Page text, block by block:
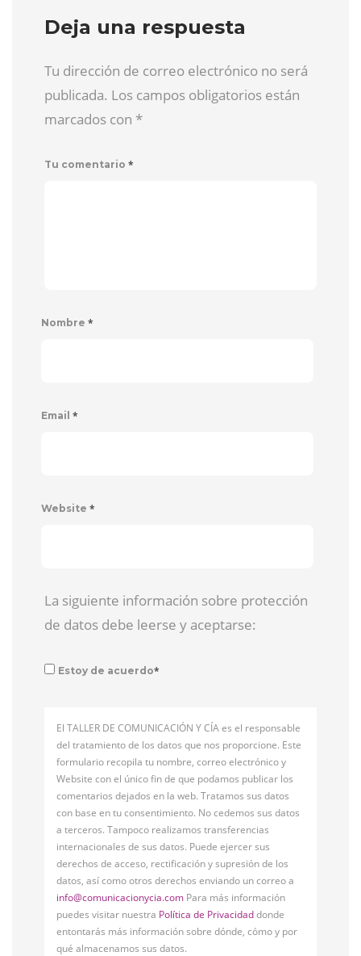
Deja una respuesta
Tu dirección de correo electrónico no será
publicada. Los campos obligatorios están
marcados con *
Tu comentario *
Nombre *
Email *
Website *
La siguiente información sobre protección
de datos debe leerse y aceptarse:
Estoy de acuerdo*
El TALLER DE COMUNICACIÓN Y CÍA es el responsable
del tratamiento de los datos que nos proporcione. Este
formulario recopila tu nombre, correo electrónico y
Website con el único fin de que podamos publicar los
comentarios dejados en la web. Tratamos sus datos
con base en tu consentimiento. No cedemos sus datos
a terceros. Tampoco realizamos transferencias
internacionales de sus datos. Puede ejercer sus
derechos de acceso, rectificación y supresión de los
datos, así como otros derechos enviando un correo a
info@comunicacionycia.com Para más información
puedes visitar nuestra Política de Privacidaddonde
entontarás más información sobre dónde, cómo y por
qué almacenamos sus datos.